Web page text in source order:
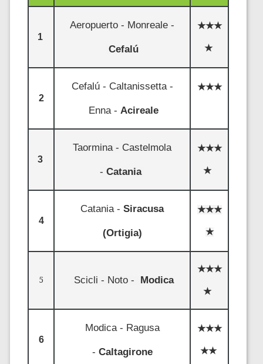
1
Aeropuerto - Monreale -
Cefalú
★★★
★
2
Cefalú - Caltanissetta -
Enna - Acireale
★★★
3
Taormina - Castelmola
- Catania
★★★
★
4
Catania - Siracusa
(Ortigia)
★★★
★
5 Scicli - Noto - Modica
★★★
★
6
Modica - Ragusa
- Caltagirone
★★★
★★